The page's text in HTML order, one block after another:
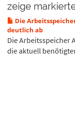
zeige
Die
deutlich ab
Die Arbeitsspeicher
die aktuell